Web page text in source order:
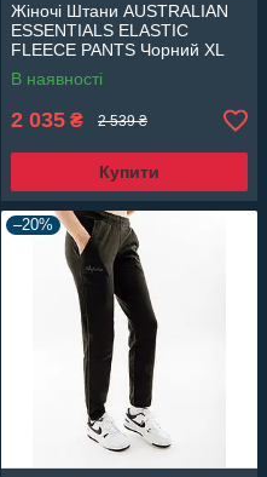
Жіночі Штани AUSTRALIAN
ESSENTIALS ELASTIC
FLEECE PANTS Чорний XL
(7dLSDPA0003-003 XL)
В наявності
2 035 ₴ 2 539 ₴
Купити
–20%